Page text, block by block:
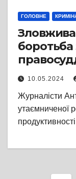
ГОЛОВНЕ
10.05.2024
Журналісти
утаємниченої